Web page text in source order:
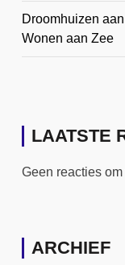
Droomhuizen
Wonen aan Zee
LAATSTE
Geen reacties om
ARCHIEF